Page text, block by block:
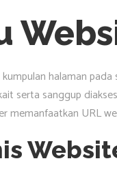
halaman
serta sanggup
memanfaatkan URL